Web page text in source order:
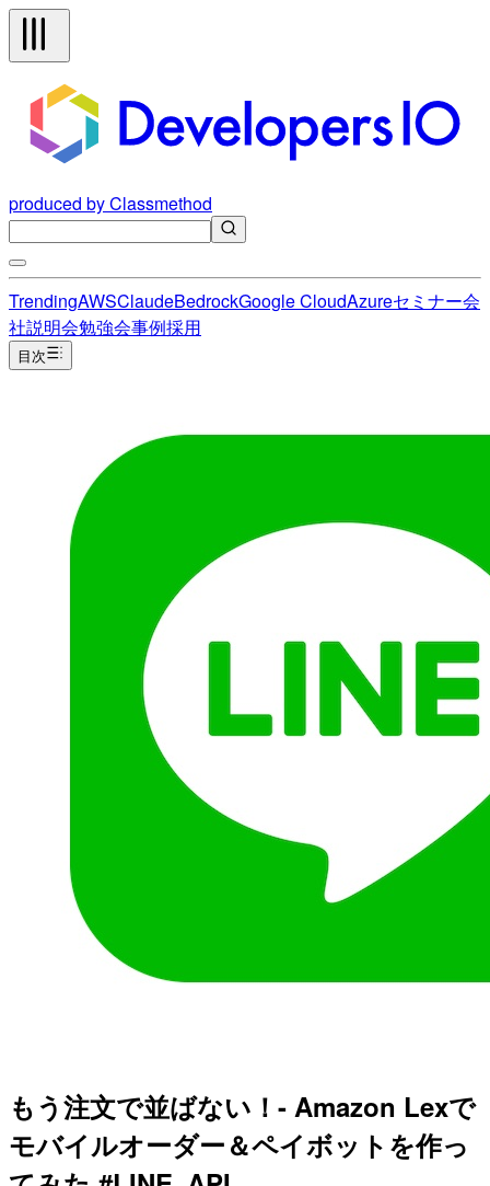
produced by Classmethod
TrendingAWSClaudeBedrockGoogle CloudAzureセミナー会
社説明会勉強会事例採用
目次
もう注文で並ばない！- Amazon Lexで
モバイルオーダー＆ペイボットを作っ